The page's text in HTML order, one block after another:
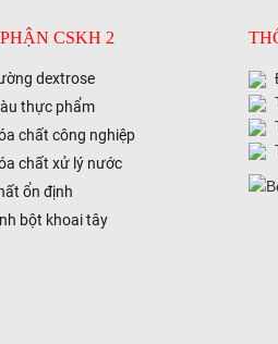
CSKH 2
dextrose
thực phẩm
chất công nghiệp
chất xử lý nước
ổn định
bột khoai tây